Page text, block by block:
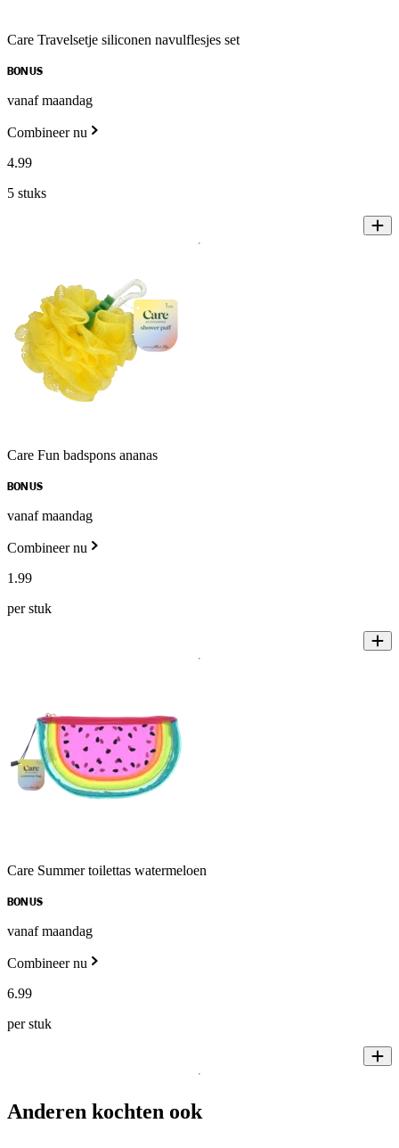
Care Travelsetje siliconen navulflesjes set
BONUS
vanaf maandag
Combineer nu
4.99
5 stuks
Care Fun badspons ananas
BONUS
vanaf maandag
Combineer nu
1 .99
per stuk
Care Summer toilettas watermeloen
BONUS
vanaf maandag
Combineer nu
6.99
per stuk
Anderen kochten ook